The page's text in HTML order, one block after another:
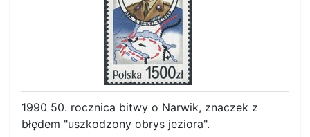
1990 50. rocznica bitwy o Narwik, znaczek z
błędem "uszkodzony obrys jeziora".